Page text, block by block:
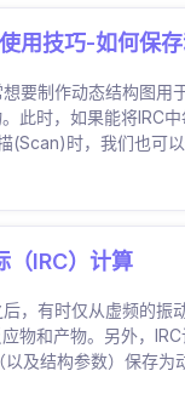
用技巧-如何保存
要制作动态结构图
此时，如果能将IRC
(Scan)时，我们也可
IRC）计算
，有时仅从虚频的
物和产物。另外，
及结构参数）保存